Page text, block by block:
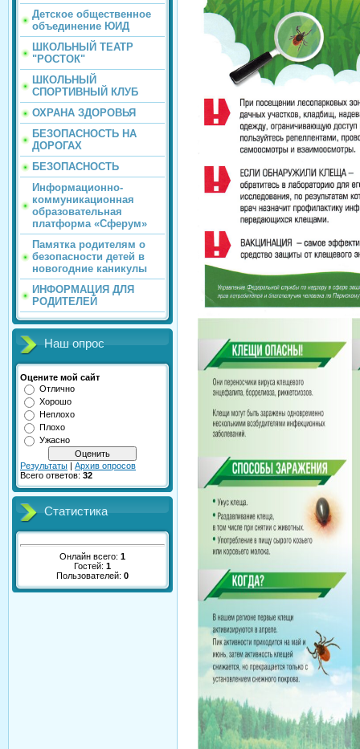
Детское общественное
объединение ЮИД
ШКОЛЬНЫЙ ТЕАТР
"РОСТОК"
ШКОЛЬНЫЙ
СПОРТИВНЫЙ КЛУБ
ОХРАНА ЗДОРОВЬЯ
БЕЗОПАСНОСТЬ НА
ДОРОГАХ
БЕЗОПАСНОСТЬ
Информационно-
коммуникационная
образовательная
платформа «Сферум»
Памятка родителям о
безопасности детей в
новогодние каникулы
ИНФОРМАЦИЯ ДЛЯ
РОДИТЕЛЕЙ
Наш опрос
Оцените мой сайт
Отлично
Хорошо
Неплохо
Плохо
Ужасно
Результаты | Архив опросов
Всего ответов: 32
Статистика
Онлайн всего: 1
Гостей: 1
Пользователей: 0